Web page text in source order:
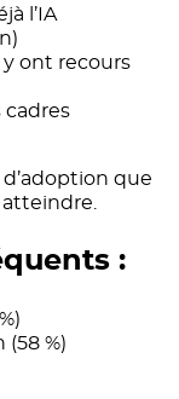
l’IA
y ont recours
cadres
que
:
%)